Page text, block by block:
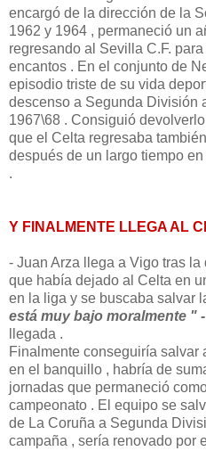
encargó de la dirección de la
1962 y 1964 , permaneció un
regresando al Sevilla C.F.
encantos . En el conjunto de
episodio triste de su vida
descenso a Segunda División
1967\68 . Consiguió
que el Celta regresaba
después de un largo tiempo
.
Y FINALMENTE LLEGA AL
- Juan Arza llega a Vigo tras
que había dejado al Celta en
en la liga y se buscaba salvar
está muy bajo moralmente " -
llegada .
Finalmente conseguiría salvar
en el banquillo , habría de
jornadas que permaneció
campeonato . El equipo se
de La Coruña a Segunda
campaña , sería renovado por